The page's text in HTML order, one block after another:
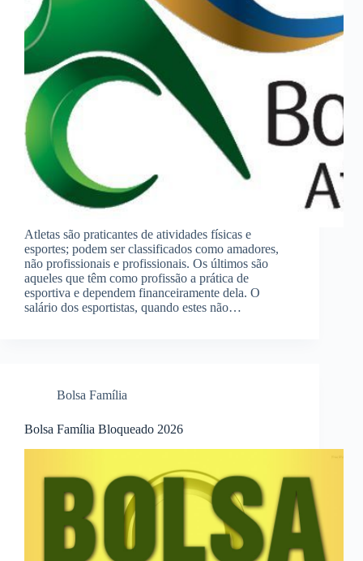
Atletas são praticantes de atividades físicas e
esportes; podem ser classificados como amadores,
não profissionais e profissionais. Os últimos são
aqueles que têm como profissão a prática de
esportiva e dependem financeiramente dela. O
salário dos esportistas, quando estes não…
Bolsa Família
Bolsa Família Bloqueado 2026